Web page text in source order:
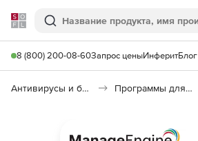
Softline
Поиск
8 (800) 200-08-60Запрос ценыИнферитБлог
Антивирусы и безопасность Программы для защиты информации